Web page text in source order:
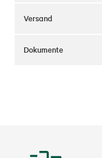
Versand
Dokumente